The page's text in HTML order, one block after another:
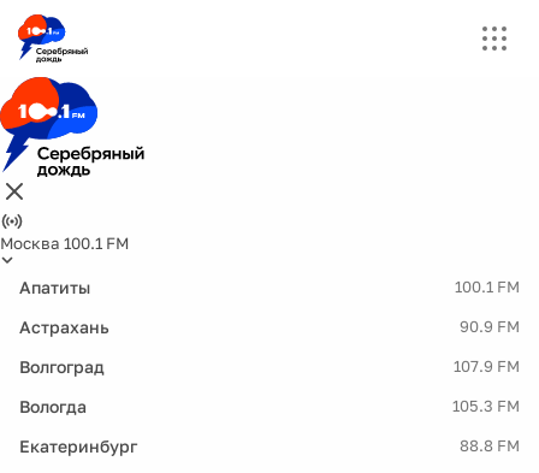
Москва 100.1 FM
Апатиты 100.1 FM
Астрахань 90.9 FM
Волгоград 107.9 FM
Вологда 105.3 FM
Екатеринбург 88.8 FM